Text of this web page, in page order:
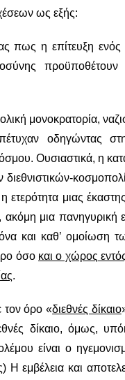
ως εξής:
πως η επίτευξη
προϋποθέτουν
μονοκρατορία,
οδηγώντας
Ουσιαστικά, η
ετερότητα μιας
ακόμη μια πανηγυρική
και καθ’ ομοίωση
όσο και ο χώρος
.
τον όρο «διεθνές δίκαιο
δίκαιο, όμως,
είναι ο
Η εμβέλεια και